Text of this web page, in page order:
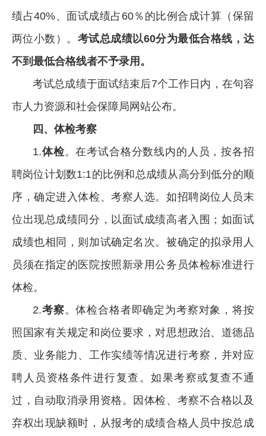
绩占40%、面试成绩占60％的比例合成计算（保留
两位小数）。 考试总成绩以60分为最低合格线，达
不到最低合格线者不予录用。
考试总成绩于面试结束后7个工作日内，在句容
市人力资源和社会保障局网站公布。
四、体检考察
1.体检。在考试合格分数线内的人员，按各招
聘岗位计划数1:1的比例和总成绩从高分到低分的顺
序，确定进入体检、考察人选。如招聘岗位人员末
位出现总成绩同分，以面试成绩高者入围；如面试
成绩也相同，则加试确定名次。被确定的拟录用人
员须在指定的医院按照新录用公务员体检标准进行
体检。
2.考察。体检合格者即确定为考察对象，将按
照国家有关规定和岗位要求，对思想政治、道德品
质、业务能力、工作实绩等情况进行考察，并对应
聘人员资格条件进行复查。如果考察或复查不通
过，自动取消录用资格。因体检、考察不合格以及
弃权出现缺额时，从报考的成绩合格人员中按总成